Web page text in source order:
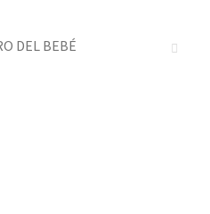
DEL BEBÉ